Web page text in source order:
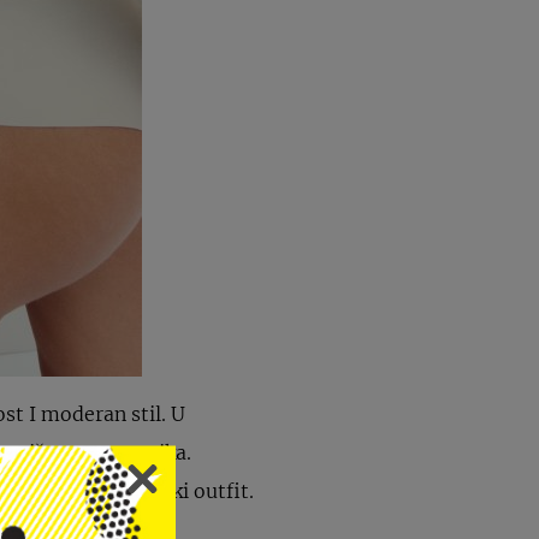
I moderan stil. U
ovratnika.
uklopile u svaki outfit.